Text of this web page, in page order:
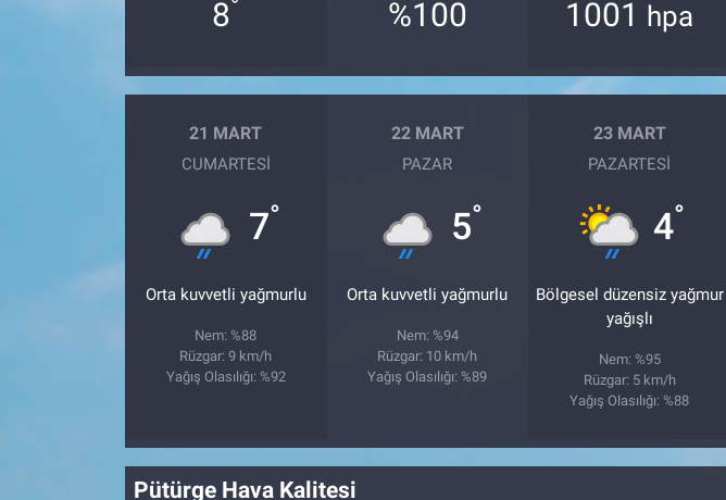
8 %100 1001 hpa
21 MART
CUMARTESI
7°
Orta kuvvetli yağmurlu
Nem: %88
Rüzgar: 9 km/h
Yağış Olasılığı: %92
22 MART
PAZAR
5°
Orta kuvvetli yağmurlu
Nem: %94
Rüzgar: 10 km/h
Yağış Olasılığı: %89
23 MART
PAZARTESI
4°
Bölgesel düzensiz yağmur
yağışlı
Nem: %95
Rüzgar: 5 km/h
Yağış Olasılığı: %88
Pütürge Hava Kalitesi